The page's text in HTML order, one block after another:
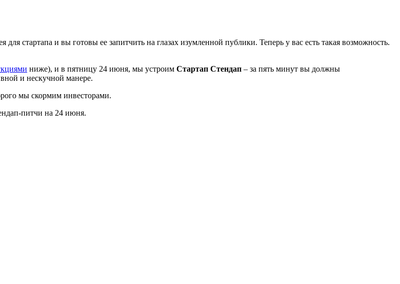
для стартапа и вы готовы ее запитчить на глазах изумленной публики. Теперь у вас есть такая возможность.
ниже), и в пятницу 24 июня, мы устроим Стартап Стендап – за пять минут вы должны
и нескучной манере.
мы скормим инвесторами.
питчи на 24 июня.